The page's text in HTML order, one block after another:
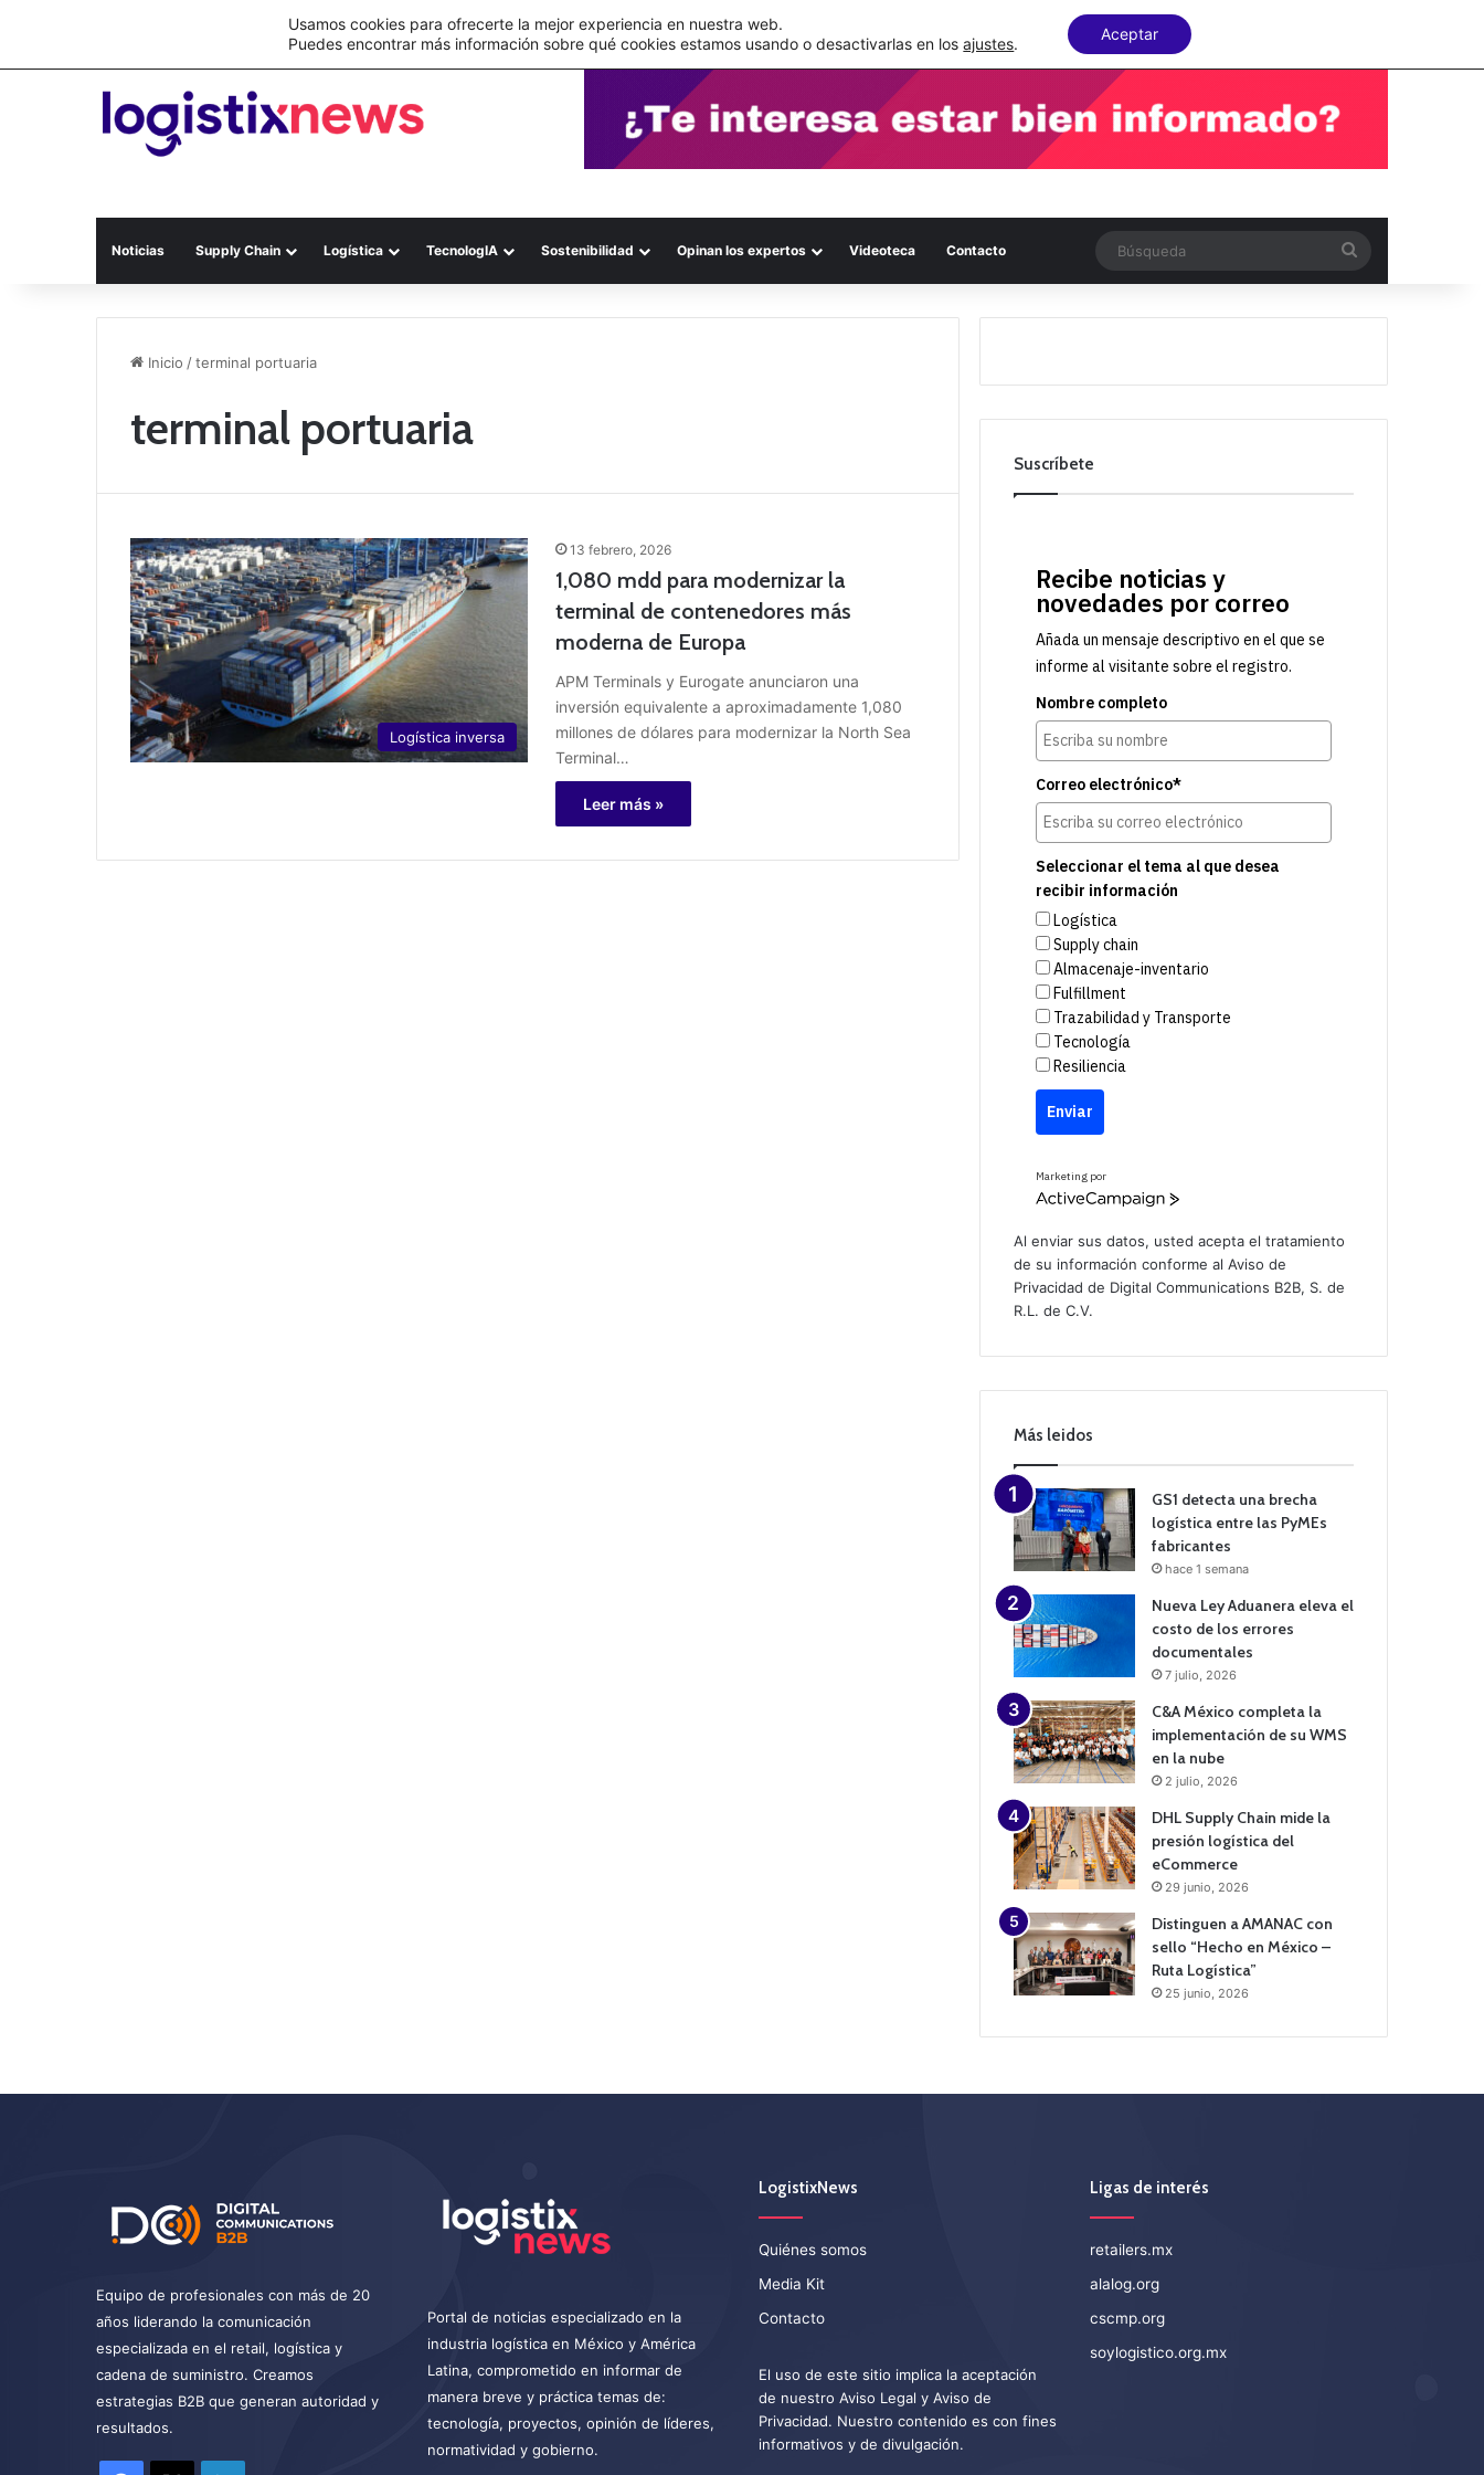
Nueva Ley Aduanera eleva el costo de los errores documentales
Noticias Supply Chain Logística TecnologIA Sostenibilidad Opinan los expertos Videoteca Contacto
Inicio /terminal portuaria
terminal portuaria
Logística inversa
13 febrero, 2026
1,080 mdd para modernizar la
terminal de contenedores más
moderna de Europa
APM Terminals y Eurogate anunciaron una
inversión equivalente a aproximadamente 1,080
millones de dólares para modernizar la North Sea
Terminal…
Leer más »
Suscríbete
Recibe noticias y
novedades por correo
Añada un mensaje descriptivo en el que se
informe al visitante sobre el registro.
Nombre completo
Correo electrónico*
Seleccionar el tema al que desea
recibir información
Logística
Supply chain
Almacenaje-inventario
Fulfillment
Trazabilidad y Transporte
Tecnología
Resiliencia
Enviar
Marketing por
A
v
e
p
i
n
Al enviar sus datos, usted acepta el tratamiento
de su información conforme alAviso de
Privacidad de Digital Communications B2B, S. de
R.L. de C.V.
Más leidos
GS1 detecta una brecha
logística entre las PyMEs
fabricantes
hace 1 semana
Nueva Ley Aduanera eleva el
costo de los errores
documentales
7 julio, 2026
C&A México completa la
implementación de su WMS
en la nube
2 julio, 2026
DHL Supply Chain mide la
presión logística del
eCommerce
29 junio, 2026
Distinguen a AMANAC con
sello “Hecho en México –
Ruta Logística”
25 junio, 2026
Equipo de profesionales con más de 20
años liderando la comunicación
especializada en el retail, logística y
cadena de suministro. Creamos
estrategias B2B que generan autoridad y
resultados.
Portal de noticias especializado en la
industria logística en México y América
Latina, comprometido en informar de
manera breve y práctica temas de:
tecnología, proyectos, opinión de líderes,
normatividad y gobierno.
LogistixNews
Quiénes somos
Media Kit
Contacto
El uso de este sitio implica la aceptación
de nuestro Aviso Legal y Aviso de
Privacidad. Nuestro contenido es con fines
informativos y de divulgación.
Ligas de interés
retailers.mx
alalog.org
cscmp.org
soylogistico.org.mx
Usamos cookies para ofrecerte la mejor experiencia en nuestra web.
Puedes encontrar más información sobre qué cookies estamos usando o desactivarlas en losajustes.
Aceptar